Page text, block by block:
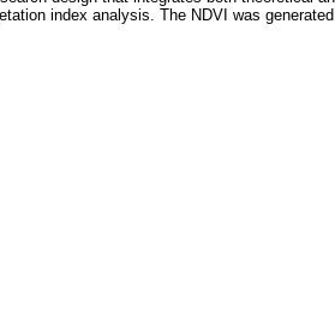
index analysis. The NDVI was